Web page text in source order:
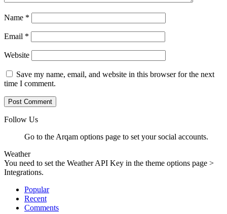
Name *
Email *
Website
Save my name, email, and website in this browser for the next
time I comment.
Follow Us
Go to the Arqam options page to set your social accounts.
Weather
You need to set the Weather API Key in the theme options page >
Integrations.
Popular
Recent
Comments